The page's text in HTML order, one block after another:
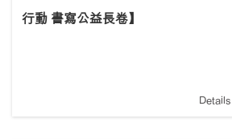
行動 書寫公益長卷】
Details